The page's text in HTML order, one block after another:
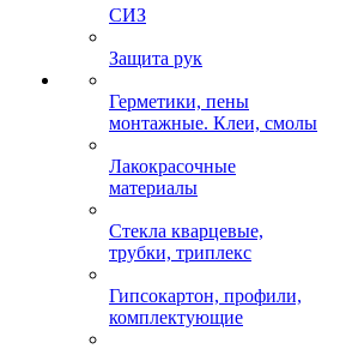
СИЗ
Защита рук
Герметики, пены
монтажные. Клеи, смолы
Лакокрасочные
материалы
Стекла кварцевые,
трубки, триплекс
Гипсокартон, профили,
комплектующие